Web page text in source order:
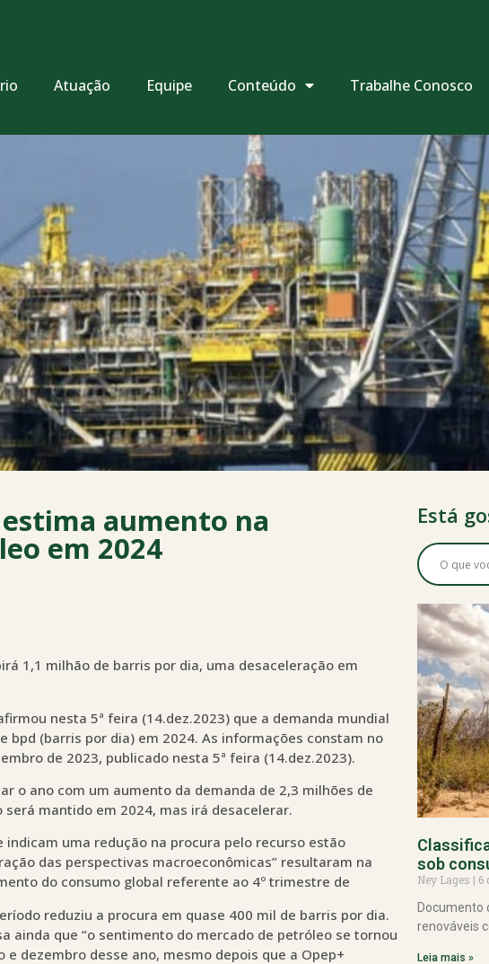
Atuação Equipe Conteúdo Trabalhe Conosco
aumento na
em 2024
1,1 milhão de barris por dia, uma desaceleração em
nesta 5ª feira (14.dez.2023) que a demanda mundial
bpd (barris por dia) em 2024. As informações constam no
de 2023, publicado nesta 5ª feira (14.dez.2023).
o ano com um aumento da demanda de 2,3 milhões de
mantido em 2024, mas irá desacelerar.
indicam uma redução na procura pelo recurso estão
das perspectivas macroeconômicas” resultaram na
do consumo global referente ao 4º trimestre de
reduziu a procura em quase 400 mil de barris por dia.
ainda que “o sentimento do mercado de petróleo se tornou
dezembro desse ano, mesmo depois que a Opep+
Está
sob
Ney Lages
6
Documento
renováveis
Leia mais »